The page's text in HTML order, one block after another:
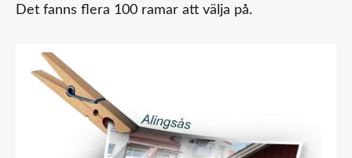
Det fanns flera 100 ramar att välja på.